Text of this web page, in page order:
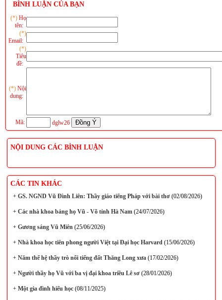
BÌNH LUẬN CỦA BẠN
(*) Họ
tên:
(*)
Email:
(*)
Tiêu
đề:
(*) Nội
dung:
Mã: dglw26
NỘI DUNG CÁC BÌNH LUẬN
CÁC TIN KHÁC
+GS. NGND Vũ Đình Liên: Thầy giáo tiếng Pháp với bài thơ(02/08/2026)
+Các nhà khoa bảng họ Vũ - Võ tỉnh Hà Nam(24/07/2026)
+Gương sáng Vũ Miên(25/06/2026)
+Nhà khoa học tiên phong người Việt tại Đại học Harvard(15/06/2026)
+Năm thế hệ thầy trò nổi tiếng đất Thăng Long xưa(17/02/2026)
+Người thầy họ Vũ với ba vị đại khoa triều Lê sơ(28/01/2026)
+Một gia đình hiếu học(08/11/2025)